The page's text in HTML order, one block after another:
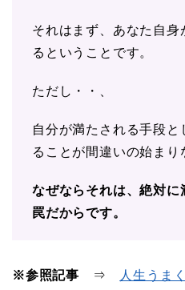
それはまず、あなた自身
るということです。
ただし・・、
自分が満たされる手段
ることが間違いの始まり
なぜならそれは、絶対に
罠だからです。
※参照記事 ⇒
人生うま